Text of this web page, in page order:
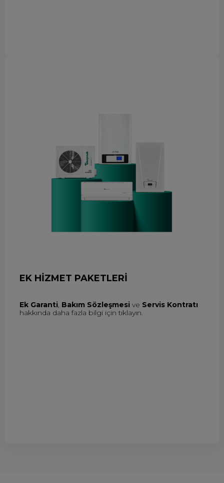
EK HİZMET PAKETLERİ
Ek Garanti, Bakım Sözleşmesive Servis Kontratı
hakkında daha fazla bilgi için tıklayın.